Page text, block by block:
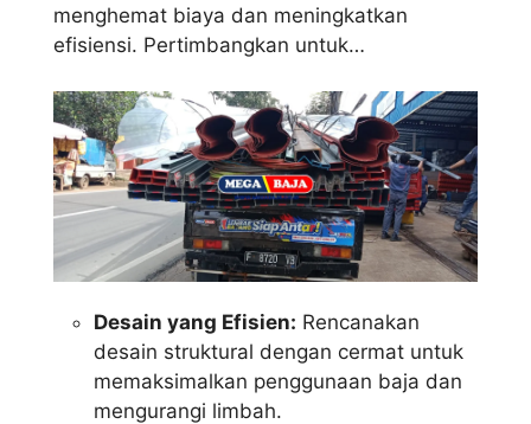
menghemat biaya dan meningkatkan
efisiensi. Pertimbangkan untuk…
Desain yang Efisien: Rencanakan
desain struktural dengan cermat untuk
memaksimalkan penggunaan baja dan
mengurangi limbah.